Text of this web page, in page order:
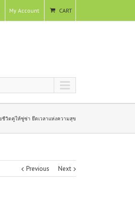
My Account CART
ชีวิตคู่ให้ซู่ซ่า ยึดเวลาแห่งความสุข
Previous Next